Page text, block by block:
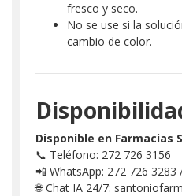
fresco y seco.
No se use si la
cambio de color.
Disponible en Farmacias
📞 Teléfono: 272 726 3156
📲 WhatsApp: 272 726 3283
🌐 Chat IA 24/7: